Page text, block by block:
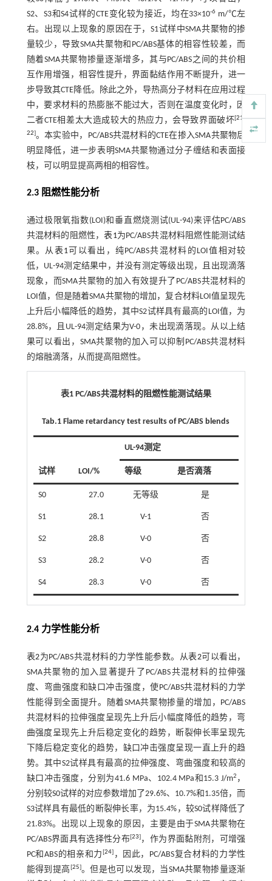
S2、S3和S4试样的CTE变化较为接近，均在33×10-6 m/℃左
右。出现以上现象的原因在于，S1试样中SMA共聚物的掺
量较少，导致SMA共聚物和PC/ABS基体的相容性较差，而
随着SMA共聚物掺量逐渐增多，其与PC/ABS之间的共价相
互作用增强，相容性提升，界面黏结作用不断提升，进一
步导致其CTE降低。除此之外，导热高分子材料在应用过程
中，要求材料的热膨胀不能过大，否则在温度变化时，因
二者CTE相差太大造成较大的热应力，会导致界面破坏[21-
22]。本实验中，PC/ABS共混材料的CTE在掺入SMA共聚物后
明显降低，进一步表明SMA共聚物通过分子缠结和表面接
枝，可以明显提高两相的相容性。
2.3 阻燃性能分析
通过极限氧指数(LOI)和垂直燃烧测试(UL-94)来评估PC/ABS
共混材料的阻燃性，表1为PC/ABS共混材料阻燃性能测试结
果。从表1可以看出，纯PC/ABS共混材料的LOI值相对较
低，UL-94测定结果中，并没有测定等级出现，且出现滴落
现象，而SMA共聚物的加入有效提升了PC/ABS共混材料的
LOI值，但是随着SMA共聚物的增加，复合材料LOI值呈现先
上升后小幅降低的趋势，其中S2试样具有最高的LOI值，为
28.8%，且UL-94测定结果为V-0，未出现滴落现。从以上结
果可以看出，SMA共聚物的加入可以抑制PC/ABS共混材料
的熔融滴落，从而提高阻燃性。
表1 PC/ABS共混材料的阻燃性能测试结果
Tab.1 Flame retardancy test results of PC/ABS blends
试样 LOI/%
UL-94测定
等级 是否滴落
S0 27.0 无等级 是
S1 28.1 V-1 否
S2 28.8 V-0 否
S3 28.2 V-0 否
S4 28.3 V-0 否
2.4 力学性能分析
表2为PC/ABS共混材料的力学性能参数。从表2可以看出，
SMA共聚物的加入显著提升了PC/ABS共混材料的拉伸强
度、弯曲强度和缺口冲击强度，使PC/ABS共混材料的力学
性能得到全面提升。随着SMA共聚物掺量的增加，PC/ABS
共混材料的拉伸强度呈现先上升后小幅度降低的趋势，弯
曲强度呈现先上升后稳定变化的趋势，断裂伸长率呈现先
下降后稳定变化的趋势，缺口冲击强度呈现一直上升的趋
势。其中S2试样具有最高的拉伸强度、弯曲强度和较高的
缺口冲击强度，分别为41.6 MPa、102.4 MPa和15.3 J/m2 ，
分别较S0试样的对应参数增加了29.6%、10.7%和1.35倍，而
S3试样具有最低的断裂伸长率，为15.4%，较S0试样降低了
21.83%。出现以上现象的原因，主要是由于SMA共聚物在
PC/ABS界面具有选择性分布[23] ，作为界面黏附剂，可增强
PC和ABS的相亲和力 [24]，因此，PC/ABS复合材料的力学性
能得到提高 [25]。但是也可以发现，当SMA共聚物掺量逐渐